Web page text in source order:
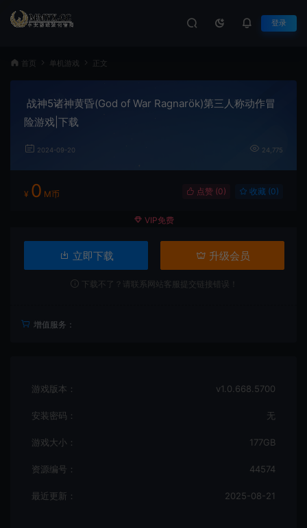
登录
首页 单机游戏 正文
战神5诸神黄昏(God of War Ragnarök)第三人称动作冒
险游戏|下载
2024-09-20 24,775
¥ 0 M币 点赞 (0) 收藏 (0)
VIP免费
立即下载 升级会员
下载不了？请联系网站客服提交链接错误！
增值服务：
游戏版本： v1.0.668.5700
安装密码： 无
游戏大小： 177GB
资源编号： 44574
最近更新： 2025-08-21